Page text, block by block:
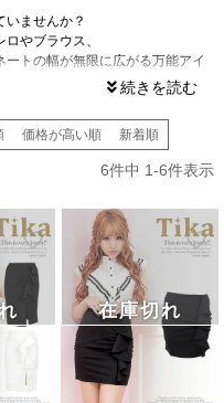
いませんか？
やブラウス、
トの幅が無限に広がる万能アイ
トまで豊富にラインナップ。
しょう！
アップ風にも、異素材ミックス
が2倍、3倍に膨らみます。
OK
や同伴でも浮くことなく、
だけで即戦力の夜スタイルが完
だわり
価格が高い順 新着順
6件中 1-6件表示
在庫切れ